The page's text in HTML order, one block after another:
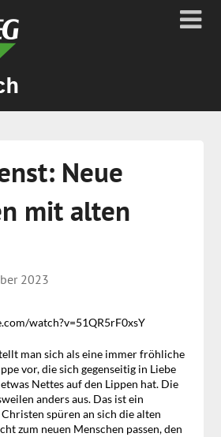
Neue
mit alten
2023
watch?v=51QR5rF0xsY
man sich als eine immer fröhliche
vor, die sich gegenseitig in Liebe
Nettes auf den Lippen hat. Die
anders aus. Das ist ein
spüren an sich die alten
zum neuen Menschen passen, den